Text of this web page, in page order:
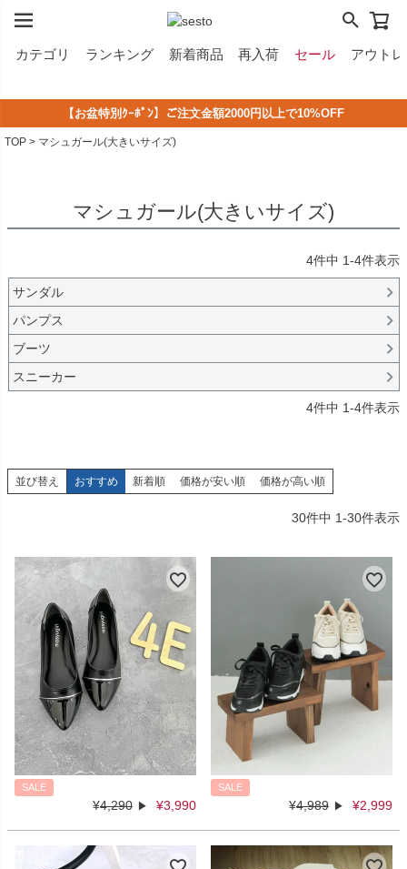
カテゴリ ランキング 新着商品 再入荷 セール アウト
夏季休業中のご注文・発送のお知らせ
【お盆特別ｸｰﾎﾟﾝ】ご注文金額2000円以上で10%OFF
2,500円以上のシューズなら《無料》でサイズ交換！
LINE ID連携で500円クーポンプレゼント！
TOP マシュガール(大きいサイズ)
マシュガール(大きいサイズ)
4件中 1-4件表示
サンダル
パンプス
ブーツ
スニーカー
4件中 1-4件表示
並び替え おすすめ 新着順 価格が安い順 価格が高い順
30件中 1-30件表示
SALE
¥4,290 ¥3,990
SALE
¥4,989 ¥2,999